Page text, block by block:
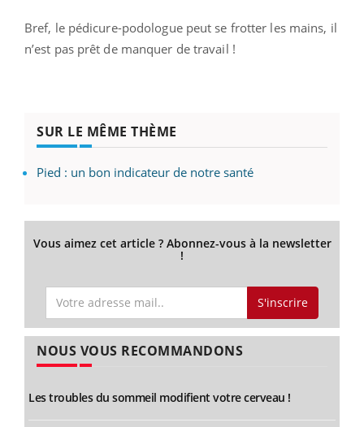
Bref, le pédicure-podologue peut se frotter les mains, il
n’est pas prêt de manquer de travail !
SUR LE MÊME THÈME
Pied : un bon indicateur de notre santé
Vous aimez cet article ? Abonnez-vous à la newsletter
!
S'inscrire
NOUS VOUS RECOMMANDONS
Les troubles du sommeil modifient votre cerveau !